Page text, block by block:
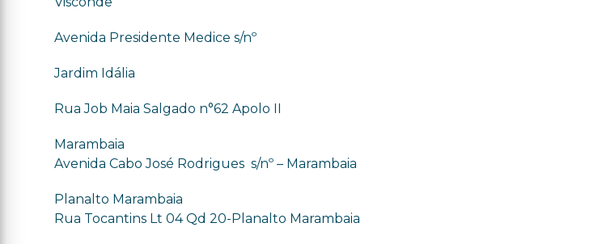
Avenida Presidente Medice s/nº
Jardim Idália
Rua Job Maia Salgado n°62 Apolo II
Marambaia
Avenida Cabo José Rodrigues s/nº – Marambaia
Planalto Marambaia
Rua Tocantins Lt 04 Qd 20-Planalto Marambaia